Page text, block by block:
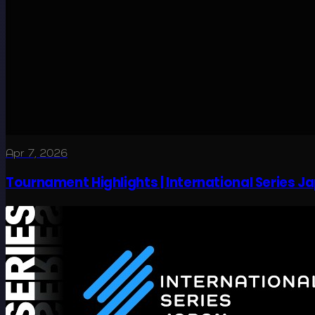
Apr 7, 2026
Tournament Highlights | International Series